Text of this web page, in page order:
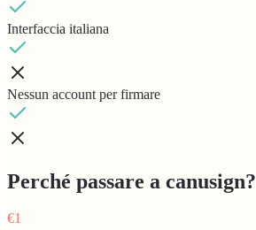
Interfaccia italiana
Nessun account per firmare
Perché passare a canusign?
€1